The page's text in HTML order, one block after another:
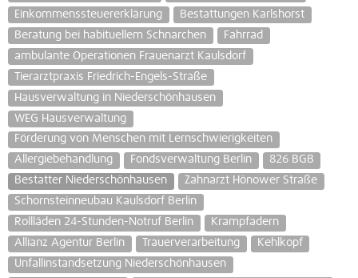
Einkommenssteuererklärung
Bestattungen Karlshorst
Beratung bei habituellem Schnarchen
Fahrrad
ambulante Operationen Frauenarzt Kaulsdorf
Tierarztpraxis Friedrich-Engels-Straße
Hausverwaltung in Niederschönhausen
WEG Hausverwaltung
Förderung von Menschen mit Lernschwierigkeiten
Allergiebehandlung
Fondsverwaltung Berlin
826 BGB
Bestatter Niederschönhausen
Zahnarzt Hönower Straße
Schornsteinneubau Kaulsdorf Berlin
Rollläden 24-Stunden-Notruf Berlin
Krampfadern
Allianz Agentur Berlin
Trauerverarbeitung
Kehlkopf
Unfallinstandsetzung Niederschönhausen